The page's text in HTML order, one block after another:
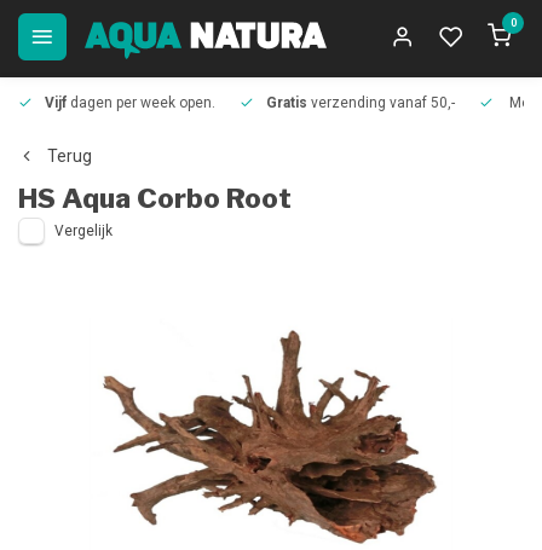
0
Vijf dagen per week open. Gratis verzending vanaf 50,-
Terug
HS Aqua Corbo Root
Vergelijk